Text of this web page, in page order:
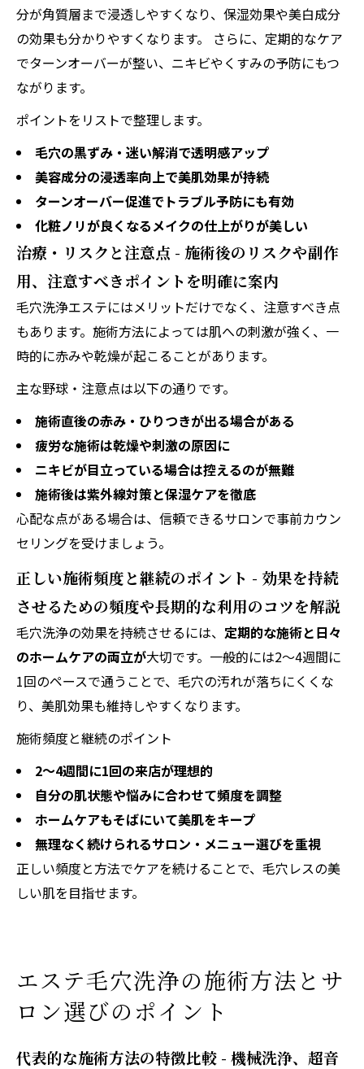
分が角質層まで浸透しやすくなり、保湿効果や美白成分
の効果も分かりやすくなります。 さらに、定期的なケア
でターンオーバーが整い、ニキビやくすみの予防にもつ
ながります。
ポイントをリストで整理します。
毛穴の黒ずみ・迷い解消で透明感アップ
美容成分の浸透率向上で美肌効果が持続
ターンオーバー促進でトラブル予防にも有効
化粧ノリが良くなるメイクの仕上がりが美しい
治療・リスクと注意点 - 施術後のリスクや副作
用、注意すべきポイントを明確に案内
毛穴洗浄エステにはメリットだけでなく、注意すべき点
もあります。施術方法によっては肌への刺激が強く、一
時的に赤みや乾燥が起こることがあります。
主な野球・注意点は以下の通りです。
施術直後の赤み・ひりつきが出る場合がある
疲労な施術は乾燥や刺激の原因に
ニキビが目立っている場合は控えるのが無難
施術後は紫外線対策と保湿ケアを徹底
心配な点がある場合は、信頼できるサロンで事前カウン
セリングを受けましょう。
正しい施術頻度と継続のポイント - 効果を持続
させるための頻度や長期的な利用のコツを解説
毛穴洗浄の効果を持続させるには、 定期的な施術と日々
のホームケアの両立が大切です。一般的には2～4週間に
1回のペースで通うことで、毛穴の汚れが落ちにくくな
り、美肌効果も維持しやすくなります。
施術頻度と継続のポイント
2～4週間に1回の来店が理想的
自分の肌状態や悩みに合わせて頻度を調整
ホームケアもそばにいて美肌をキープ
無理なく続けられるサロン・メニュー選びを重視
正しい頻度と方法でケアを続けることで、毛穴レスの美
しい肌を目指せます。
エステ毛穴洗浄の施術方法とサ
ロン選びのポイント
代表的な施術方法の特徴比較 - 機械洗浄、超音